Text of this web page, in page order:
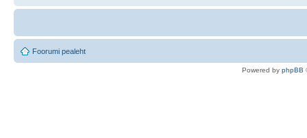
Foorumi pealeht
Powered by phpBB